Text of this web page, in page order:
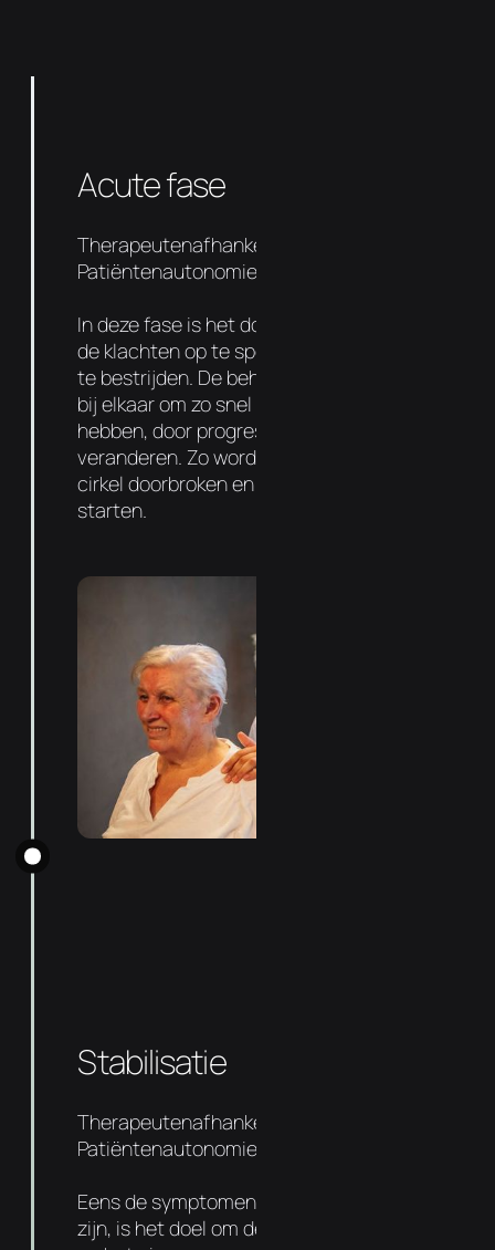
Acute fase
Therapeutenafhankelijkheid 90%
Patiëntenautonomie 10%
In deze fase is het doel om de oorzaak van
de klachten op te sporen en de symptomen
te bestrijden. De behandelingen liggen dicht
bij elkaar om zo snel mogelijk resultaat te
hebben, door progressief de functie te
veranderen. Zo wordt de negatieve vicieuze
cirkel doorbroken en kan de genezing
starten.
Stabilisatie
Therapeutenafhankelijkheid 50%
Patiëntenautonomie 50%
Eens de symptomen en oorzaak aangepakt
zijn, is het doel om de basis sterker te maken